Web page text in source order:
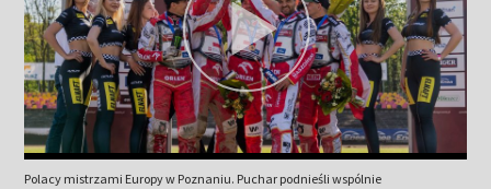
Polacy mistrzami Europy w Poznaniu. Puchar podnieśli wspólnie